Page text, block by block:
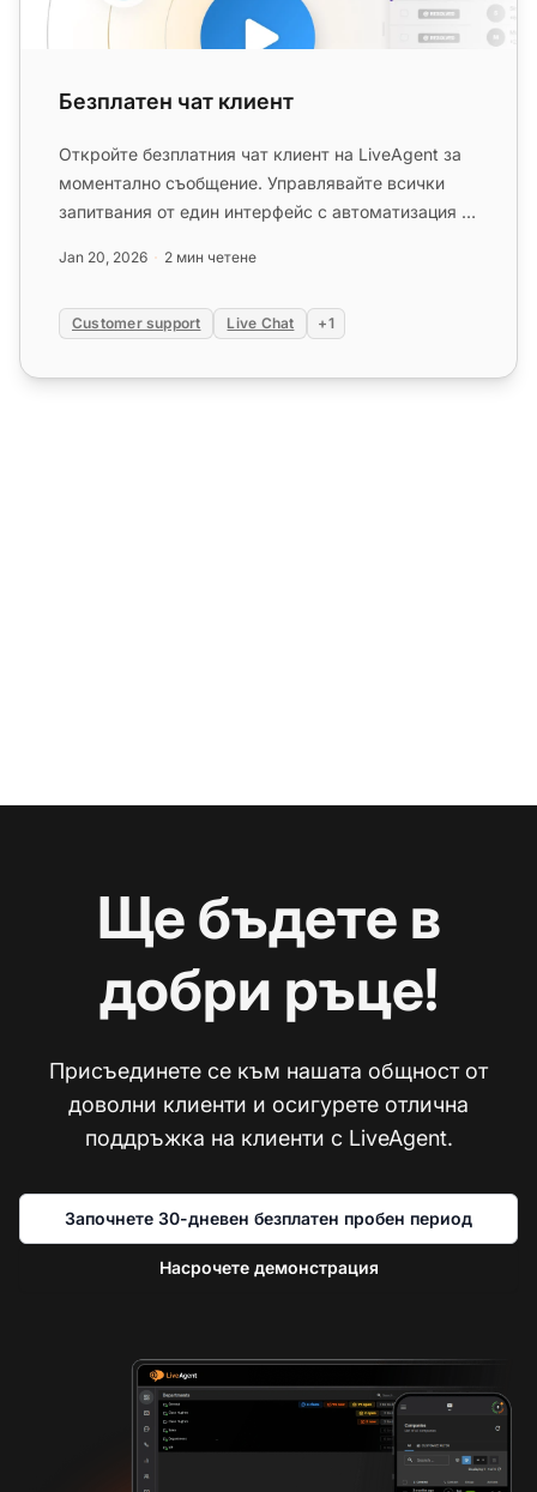
Безплатен чат клиент
Откройте безплатния чат клиент на LiveAgent за
моментално съобщение. Управлявайте всички
запитвания от един интерфейс с автоматизация и
Jan 20, 2026 2 мин четене
Customer support Live Chat +1
Ще бъдете в
добри ръце!
Присъединете се към нашата общност от
доволни клиенти и осигурете отлична
поддръжка на клиенти с LiveAgent.
Започнете 30-дневен безплатен пробен период
Насрочете демонстрация